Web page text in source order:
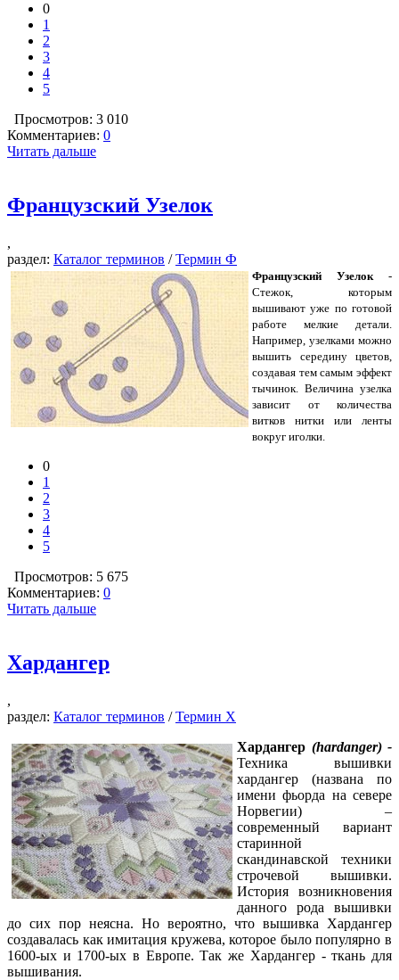
0
1
2
3
4
5
Просмотров: 3 010
Комментариев: 0
Читать дальше
Французский Узелок
,
раздел: Каталог терминов /Термин Ф
Французский Узелок -
Стежок, которым
вышивают уже по готовой
работе мелкие детали.
Например, узелками можно
вышить середину цветов,
создавая тем самым эффект
тычинок. Величина узелка
зависит от количества
витков нитки или ленты
вокруг иголки.
0
1
2
3
4
5
Просмотров: 5 675
Комментариев: 0
Читать дальше
Хардангер
,
раздел: Каталог терминов /Термин Х
Хардангер (hardanger) -
Техника вышивки
хардангер (названа по
имени фьорда на севере
Норвегии) –
современный вариант
старинной
скандинавской техники
строчевой вышивки.
История возникновения
данного рода вышивки
до сих пор неясна. Но вероятно, что вышивка Хардангер
создавалась как имитация кружева, которое было популярно в
1600-ых и 1700-ых в Европе. Так же Хардангер - ткань для
вышивания.